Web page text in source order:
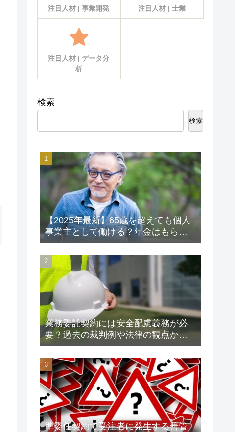
注目人材 | 事業開発 注目人材 | 士業
注目人材 | データ分
析
検索
検索
【2025年最新】65歳を超えても個人
事業主として働ける？年金はもらえ
る？老後資金対策も解説！
業務委託契約には安全配慮義務が必
要？過去の裁判例や法律の観点から
解説します！
準委任契約で受注者に発生する善管